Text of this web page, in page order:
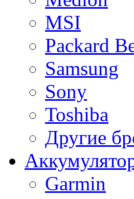
MSI
Packard
Samsung
Sony
Toshiba
Другие
Garmin